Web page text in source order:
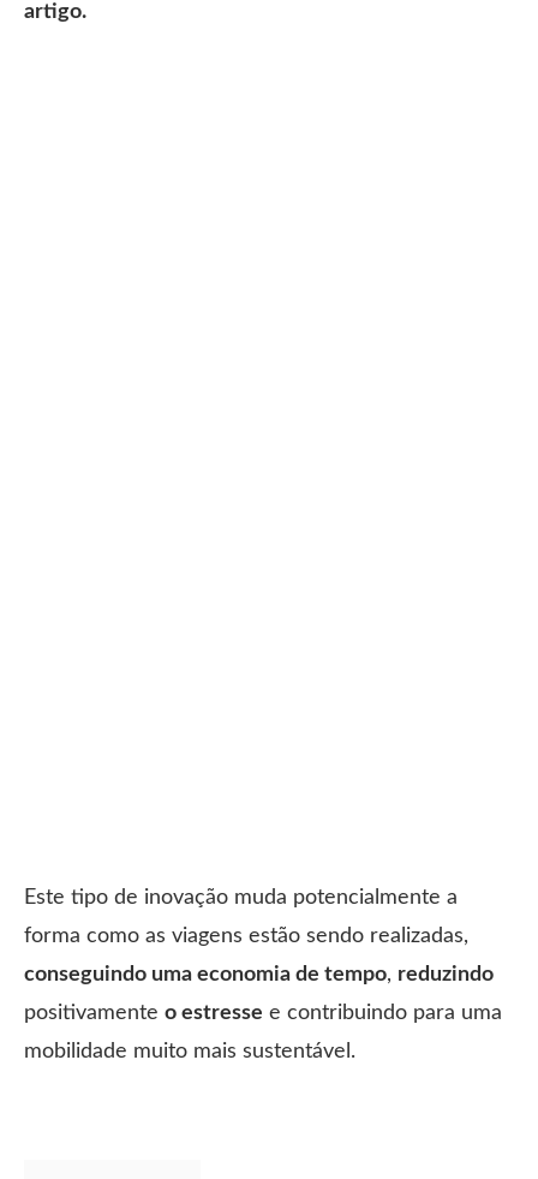
artigo.
Este tipo de inovação muda potencialmente a
forma como as viagens estão sendo realizadas,
conseguindo uma economia de tempo, reduzindo
positivamente o estresse e contribuindo para uma
mobilidade muito mais sustentável.